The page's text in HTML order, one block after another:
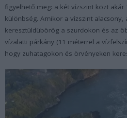
figyelhető meg: a két vízszint közt akár
különbség. Amikor a vízszint alacsony,
keresztüldübörög a szurdokon és az
vízalatti párkány (11 méterrel a
hogy zuhatagokon és örvényeken